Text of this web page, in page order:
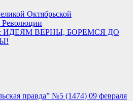
Октябрьской
Революции
ИДЕЯМ ВЕРНЫ, БОРЕМСЯ ДО
правда” №5 (1474) 09 февраля